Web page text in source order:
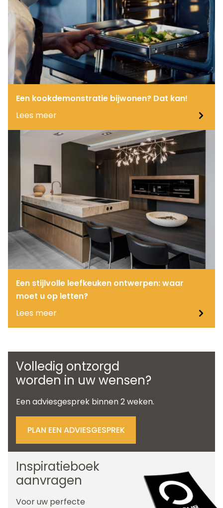
Een kookdemonstratie bijwonen? Dat kan!
Lees meer
Een stijlvolle leefkeuken ontwerpen: waar
moet u op letten?
Lees meer
Volledig ontzorgd
worden in uw wensen?
Een adviesgesprek binnen 2 weken.
PLAN EEN ADVIESGESPREK
Inspiratieboek
aanvragen
Voor uw perfecte